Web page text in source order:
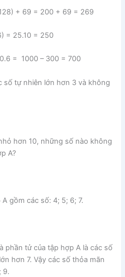
+ 69 = 200 + 69 = 269
= 25.10 = 250
= 1000 – 300 = 700
số tự nhiên lớn hơn 3 và không
hơn 10, những số nào không
A?
gồm các số: 4; 5; 6; 7.
phần tử của tập hợp A là các số
hơn 7. Vậy các số thỏa mãn
9.